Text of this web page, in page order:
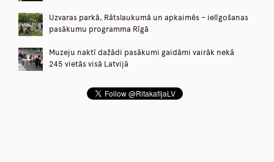
Uzvaras parkā, Rātslaukumā un apkaimēs – ielīgošanas
pasākumu programma Rīgā
Muzeju naktī dažādi pasākumi gaidāmi vairāk nekā
245 vietās visā Latvijā